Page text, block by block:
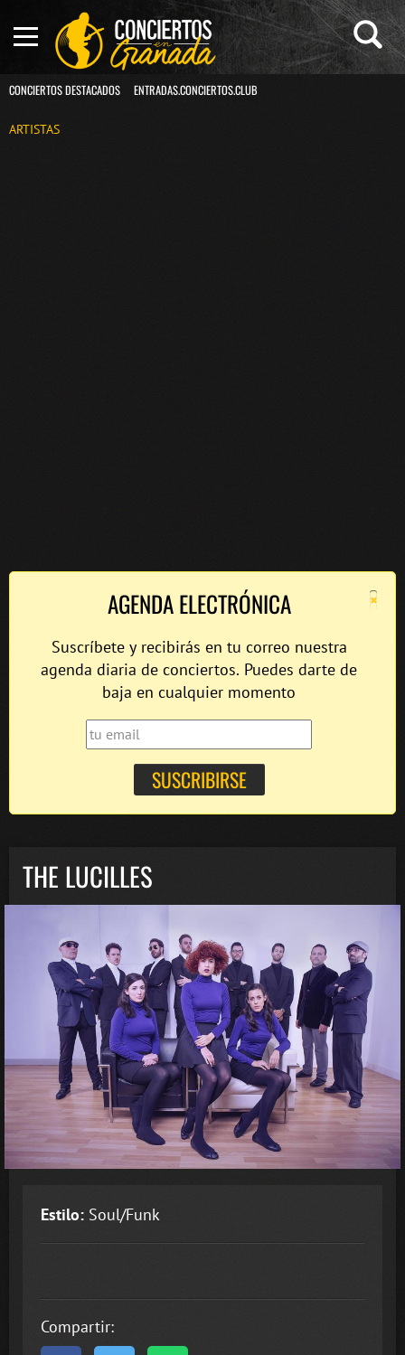
CONCIERTOS DESTACADOS ENTRADAS.CONCIERTOS.CLUB
ARTISTAS
×
AGENDA ELECTRÓNICA
Suscríbete y recibirás en tu correo nuestra
agenda diaria de conciertos. Puedes darte de
baja en cualquier momento
THE LUCILLES
Estilo: Soul/Funk
Compartir: